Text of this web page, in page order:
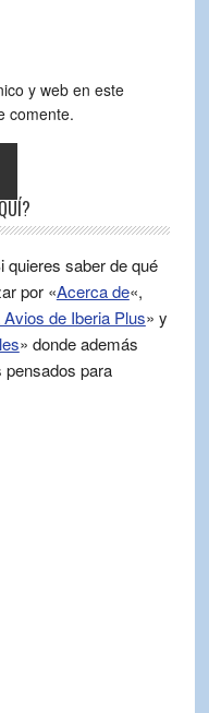
y web en este
comente.
quieres saber de qué
por «Acerca de«,
de Iberia Plus» y
» donde además
para